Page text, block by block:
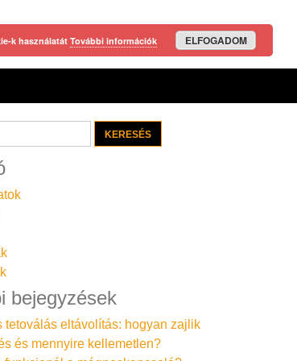
bejegyzések
tetoválás eltávolítás: hogyan zajlik
és mennyire kellemetlen?
k használatát További információk ELFOGADOM